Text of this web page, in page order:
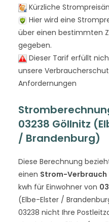
Kürzliche
Hier wird eine
über einen bestimmten
gegeben.
Dieser Tarif erfüllt
unsere
Anfordernungen
03238 Göllnitz
/ Brandenburg)
Diese Berechnung
einen Strom-Verbrauch
kwh für Einwohner von
(Elbe-Elster /
03238 nicht Ihre